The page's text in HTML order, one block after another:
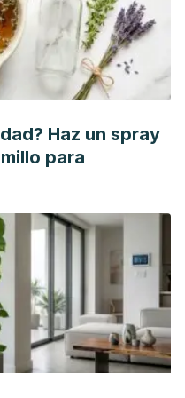
J., Montain, S. J., &
College of Sports
and fluid
in sports and
S, et al. 2010. A pragmatic
British Journal of
44/14/1002
your workouts.
healthy-
art-
& Chtourou, H. (2019).
composition in
Haz un spray
para